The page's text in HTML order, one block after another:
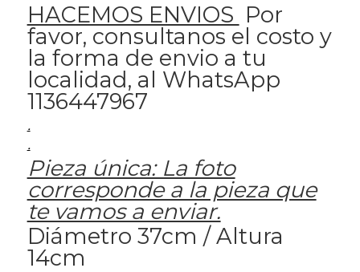
HACEMOS ENVIOS Por
favor, consultanos el costo y
la forma de envio a tu
localidad, al WhatsApp
1136447967
.
.
Pieza única: La foto
corresponde a la pieza que
te vamos a enviar.
Diámetro 37cm / Altura
14cm